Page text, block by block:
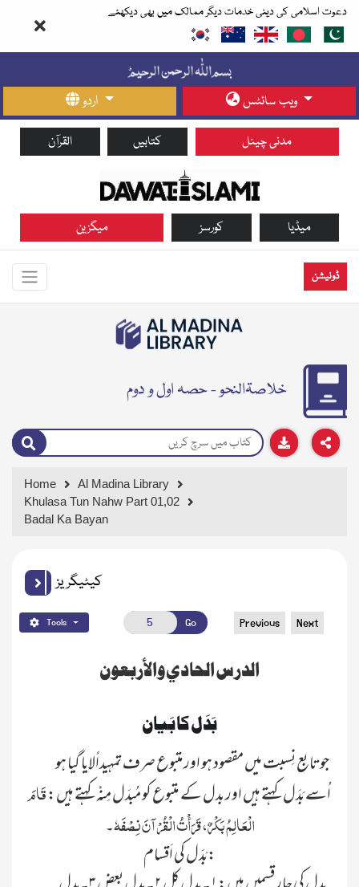
دعوت اسلامی کی دینی خدمات دیگر ممالک میں بھی دیکھئے
اردو ویب سائٹس
القرآن کتابیں مدنی چینل
میگزین کورسز میڈیا
ڈونیشن
خلاصۃالنحو - حصہ اول و دوم
Home
Al Madina Library
Khulasa Tun Nahw Part 01,02
Badal Ka Bayan
کیٹیگریز
Tools Go Previous Next
الدرس الحادي والأربعون
بَدَل کا بَیان
جوتابع نِسبت میں مقصود ہو اورمتبوع صرف تمہیداًلایا گیا ہو
اُسے بَدَل کہتے ہیں اور بدل کے متبوع کو مُبدَل مِنْہ کہتے ہیں:قَامَ
الْعَالِمُ بَکْرٌ، قَرَأْتُ الْقُرْآنَ نِصْفَہٗ۔
بَدَل کی اَقسام: